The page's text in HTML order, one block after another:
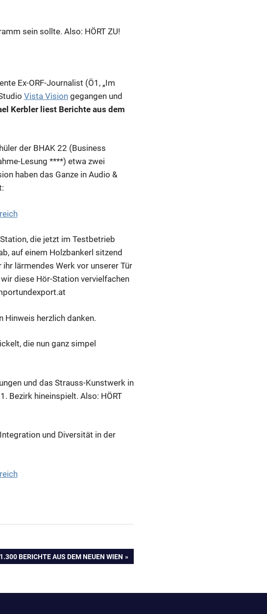
sein sollte. Also: HÖRT ZU!
Ex-ORF-Journalist (Ö1, „Im
Vista Vision gegangen und
Kerbler liest Berichte aus dem
der BHAK 22 (Business
Lesung ****) etwa zwei
haben das Ganze in Audio &
die jetzt im Testbetrieb
auf einem Holzbankerl sitzend
lärmendes Werk vor unserer Tür
diese Hör-Station vervielfachen
Hinweis herzlich danken.
die nun ganz simpel
und das Strauss-Kunstwerk in
Bezirk hineinspielt. Also: HÖRT
und Diversität in der
BERICHTE AUS DEM NEUEN WIEN